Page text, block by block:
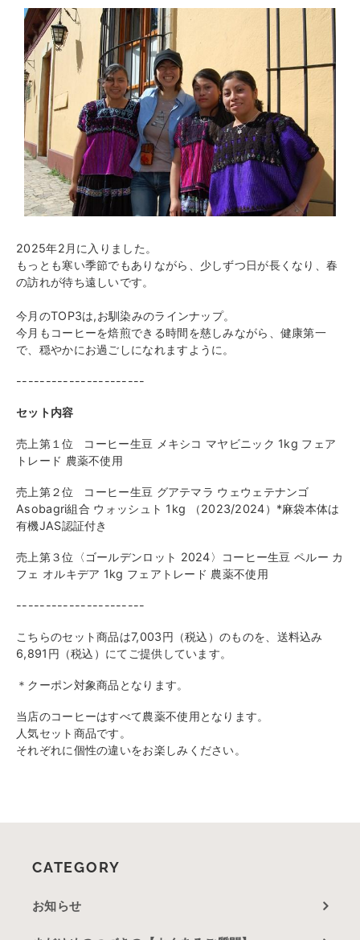
2025年2月に入りました。
もっとも寒い季節でもありながら、少しずつ日が長くなり、春
の訪れが待ち遠しいです。
今月のTOP3は,お馴染みのラインナップ。
今月もコーヒーを焙煎できる時間を慈しみながら、健康第一
で、穏やかにお過ごしになれますように。
----------------------
セット内容
売上第１位 コーヒー生豆 メキシコ マヤビニック 1kg フェア
トレード 農薬不使用
売上第２位 コーヒー生豆 グアテマラ ウェウェテナンゴ
Asobagri組合 ウォッシュト 1kg （2023/2024）*麻袋本体は
有機JAS認証付き
売上第３位〈ゴールデンロット 2024〉コーヒー生豆 ペルー カ
フェ オルキデア 1kg フェアトレード 農薬不使用
----------------------
こちらのセット商品は7,003円（税込）のものを、送料込み
6,891円（税込）にてご提供しています。
＊クーポン対象商品となります。
当店のコーヒーはすべて農薬不使用となります。
人気セット商品です。
それぞれに個性の違いをお楽しみください。
CATEGORY
お知らせ